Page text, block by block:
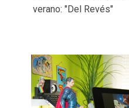
verano: "Del Revés"